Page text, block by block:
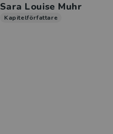
Sara Louise Muhr
Kapitelförfattare